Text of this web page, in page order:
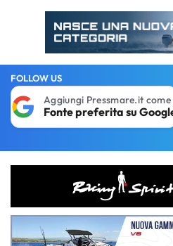
FOLLOW US
Aggiungi Pressmare.it come
Fonte preferita su